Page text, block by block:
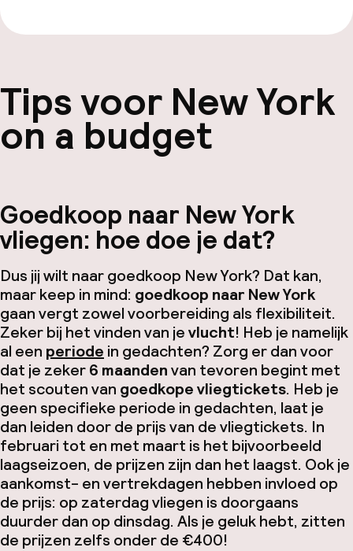
Tips voor New York
on a budget
Goedkoop naar New York
vliegen: hoe doe je dat?
Dus jij wilt naar goedkoop New York? Dat kan,
maarkeep in mind: goedkoop naar New York
gaan vergt zowel voorbereiding als flexibiliteit.
Zeker bij het vinden van jevlucht! Heb je namelijk
al een periode in gedachten? Zorg er dan voor
dat je zeker6 maandenvan tevoren begint met
het scouten van goedkope vliegtickets. Heb je
geen specifieke periode in gedachten, laat je
dan leiden door de prijs van de vliegtickets. In
februari tot en met maart is het bijvoorbeeld
laagseizoen, de prijzen zijn dan het laagst. Ook je
aankomst- en vertrekdagen hebben invloed op
de prijs: op zaterdag vliegen is doorgaans
duurder dan op dinsdag. Als je geluk hebt, zitten
de prijzen zelfs onder de €400!